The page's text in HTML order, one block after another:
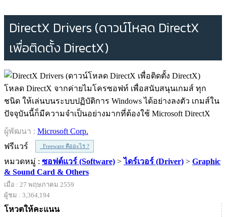
DirectX Drivers (ดาวน์โหลด DirectX
เพื่อติดตั้ง DirectX)
โหลด DirectX จากค่ายไมโครซอฟท์ เพื่อสนับสนุนเกมส์ ทุก
ชนิด ให้เล่นบนระบบปฏิบัติการ Windows ได้อย่างลงตัว เกมส์ใน
ปัจจุบันนี้ก็มีความจำเป็นอย่างมากที่ต้องใช้ Microsoft DirectX
ผู้พัฒนา : Microsoft Corp.
ฟรีแวร์
Freeware คืออะไร ?
หมวดหมู่ : ซอฟต์แวร์ (Software) > ไดร์เวอร์ (Driver) > Graphic
& Sound Card & Others
เมื่อ : 27 พฤษภาคม 2559
ผู้ชม : 3,364,194
โหวตให้คะแนน